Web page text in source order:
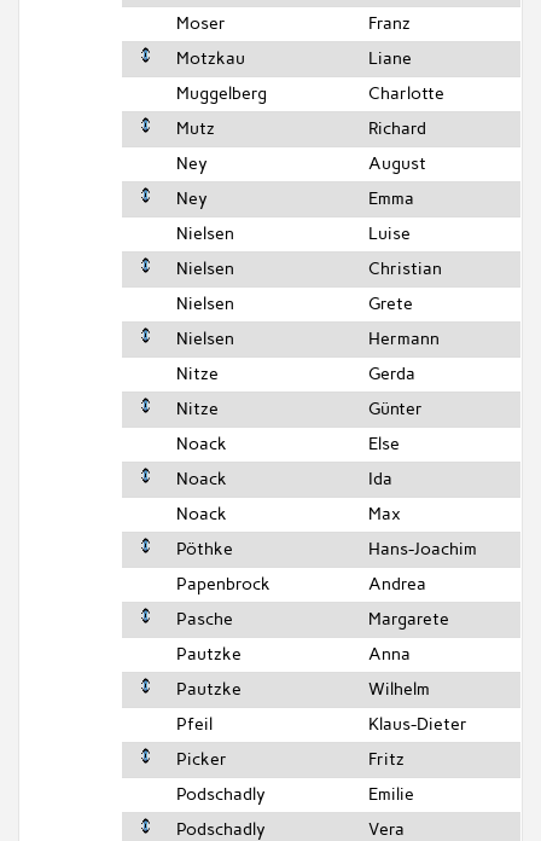
Moser
Franz
Motzkau
Liane
Muggelberg
Charlotte
Mutz
Richard
Ney
August
Ney
Emma
Nielsen
Luise
Nielsen
Christian
Nielsen
Grete
Nielsen
Hermann
Nitze
Gerda
Nitze
Günter
Noack
Else
Noack
Ida
Noack
Max
Pöthke
Hans-Joachim
Papenbrock
Andrea
Pasche
Margarete
Pautzke
Anna
Pautzke
Wilhelm
Pfeil
Klaus-Dieter
Picker
Fritz
Podschadly
Emilie
Podschadly
Vera